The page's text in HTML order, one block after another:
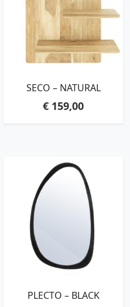
SECO – NATURAL
€ 159,00
PLECTO – BLACK